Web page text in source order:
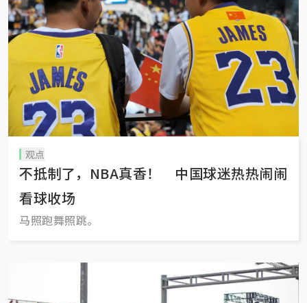
观点
不抵制了，NBA真香！ 中国球迷热热闹闹
看球收场
马照跑舞照跳。